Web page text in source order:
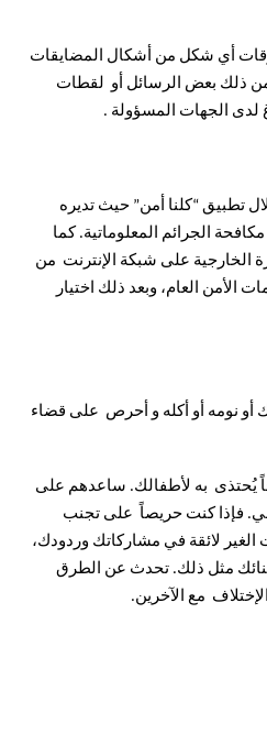
أي شكل من أشكال المضايقات
ذلك بعض الرسائل أو لقطات
لدى الجهات المسؤولة .
تطبيق “كلنا أمن” حيث تديره
الجرائم المعلوماتية. كما
الخارجية على شبكة الإنترنت من
الأمن العام، وبعد ذلك اختيار
نومه أو أكله و أحرص على قضاء
يُحتذى به لأطفالك. ساعدهم على
فإذا كنت حريصاً على تجنب
لائقة في مشاركاتك وردودك،
مثل ذلك. تحدث عن الطرق
مع الآخرين.